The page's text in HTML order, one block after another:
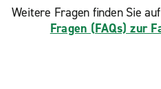
Weitere Fragen finden Sie
Fragen (FAQs) zur